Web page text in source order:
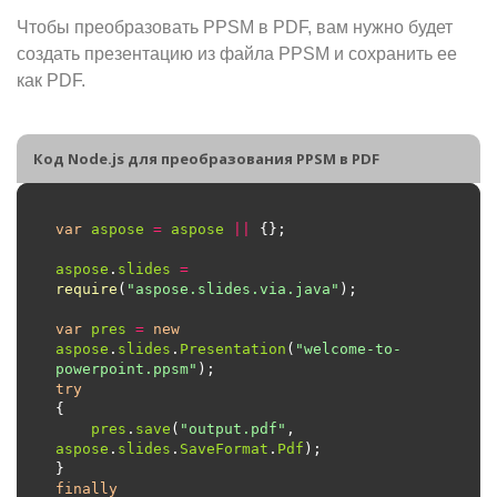
Чтобы преобразовать PPSM в PDF, вам нужно будет
создать презентацию из файла PPSM и сохранить ее
как PDF.
Код Node.js для преобразования PPSM в PDF
var aspose = aspose
aspose . slides =
require ( "aspose.slides.via.java"
var pres = new
aspose . slides . Presentation ( "welcome-to-
powerpoint.ppsm"
try
pres . save ( "output.pdf"
aspose . slides . SaveFormat . Pdf
finally